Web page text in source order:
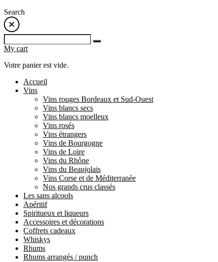
Search
My cart
Votre panier est vide.
Accueil
Vins
Vins rouges Bordeaux et Sud-Ouest
Vins blancs secs
Vins blancs moelleux
Vins rosés
Vins étrangers
Vins de Bourgogne
Vins de Loire
Vins du Rhône
Vins du Beaujolais
Vins Corse et de Méditerranée
Nos grands crus classés
Les sans alcools
Apéritif
Spiritueux et liqueurs
Accessoires et décorations
Coffrets cadeaux
Whiskys
Rhums
Rhums arrangés / punch